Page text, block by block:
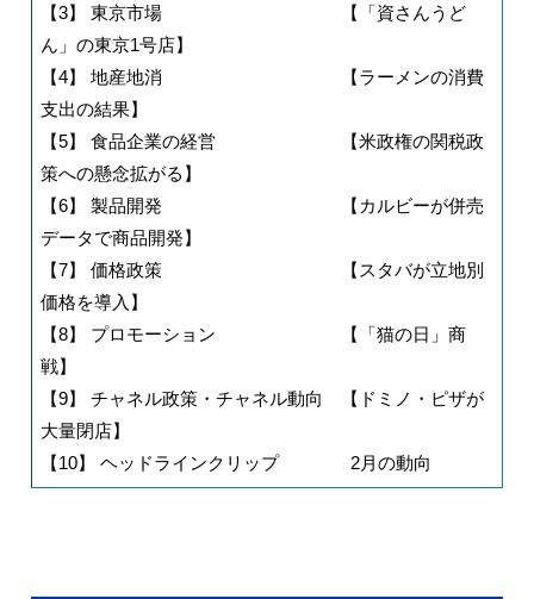
【3】 東京市場 【「資さんうど
ん」の東京1号店】
【4】 地産地消 【ラーメンの消費
支出の結果】
【5】 食品企業の経営 【米政権の関税政
策への懸念拡がる】
【6】 製品開発 【カルビーが併売
データで商品開発】
【7】 価格政策 【スタバが立地別
価格を導入】
【8】 プロモーション 【「猫の日」商
戦】
【9】 チャネル政策・チャネル動向 【ドミノ・ピザが
大量閉店】
【10】 ヘッドラインクリップ 2月の動向